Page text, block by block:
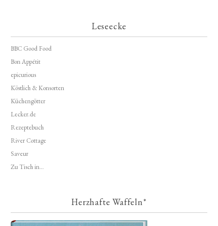
Leseecke
BBC Good Food
Bon Appétit
epicurious
Köstlich & Konsorten
Küchengötter
Lecker.de
Rezeptebuch
River Cottage
Saveur
Zu Tisch in...
Herzhafte Waffeln*